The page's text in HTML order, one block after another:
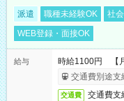
派遣 職種未経験OK 社
WEB登録・面接OK
給与
時給1100円 【
交通費別途支
交通費 交通費支